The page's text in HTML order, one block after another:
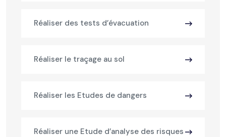
Réaliser des tests d’évacuation
Réaliser le traçage au sol
Réaliser les Etudes de dangers
Réaliser une Etude d’analyse des risques